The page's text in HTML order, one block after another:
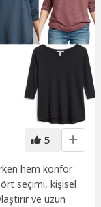
5
hem konfor
seçimi, kişisel
ve uzun